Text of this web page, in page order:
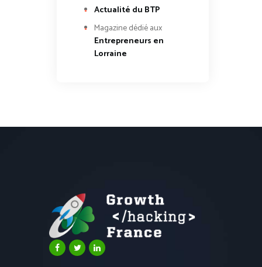
Actualité du BTP
Magazine dédié aux
Entrepreneurs en
Lorraine